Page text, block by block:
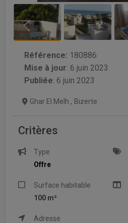
Référence: 180886
Mise à jour: 6 juin 2023
Publiée: 6 juin 2023
Ghar El Melh , Bizerte
Critères
Type
Offre
Surface habitable
100 m²
Adresse